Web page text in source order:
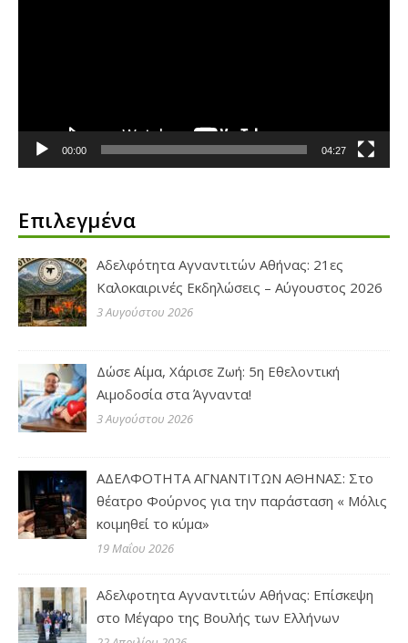
00:00 04:27
Επιλεγμένα
Αδελφότητα Αγναντιτών Αθήνας: 21ες
Καλοκαιρινές Εκδηλώσεις – Αύγουστος 2026
3 Αυγούστου 2026
Δώσε Αίμα, Χάρισε Ζωή: 5η Εθελοντική
Αιμοδοσία στα Άγναντα!
3 Αυγούστου 2026
ΑΔΕΛΦΟΤΗΤΑ ΑΓΝΑΝΤΙΤΩΝ ΑΘΗΝΑΣ: Στο
θέατρο Φούρνος για την παράσταση « Μόλις
κοιμηθεί το κύμα»
19 Μαΐου 2026
Αδελφοτητα Αγναντιτών Αθήνας: Επίσκεψη
στο Μέγαρο της Βουλής των Ελλήνων